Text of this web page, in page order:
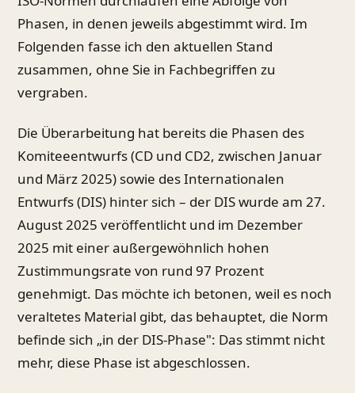
Phasen, in denen jeweils abgestimmt wird. Im
Folgenden fasse ich den aktuellen Stand
zusammen, ohne Sie in Fachbegriffen zu
vergraben.
Die Überarbeitung hat bereits die Phasen des
Komiteeentwurfs (CD und CD2, zwischen Januar
und März 2025) sowie des Internationalen
Entwurfs (DIS) hinter sich – der DIS wurde am 27.
August 2025 veröffentlicht und im Dezember
2025 mit einer außergewöhnlich hohen
Zustimmungsrate von rund 97 Prozent
genehmigt. Das möchte ich betonen, weil es noch
veraltetes Material gibt, das behauptet, die Norm
befinde sich „in der DIS-Phase": Das stimmt nicht
mehr, diese Phase ist abgeschlossen.